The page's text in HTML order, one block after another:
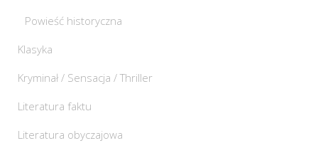
Powieść historyczna
Klasyka
Kryminał / Sensacja / Thriller
Literatura faktu
Literatura obyczajowa